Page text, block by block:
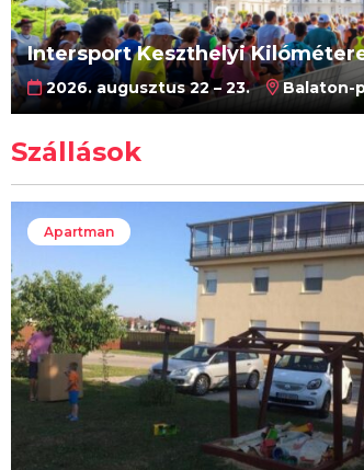
Intersport Keszthelyi
2026. augusztus 22 – 23. Balaton-
Szállások
Apartman